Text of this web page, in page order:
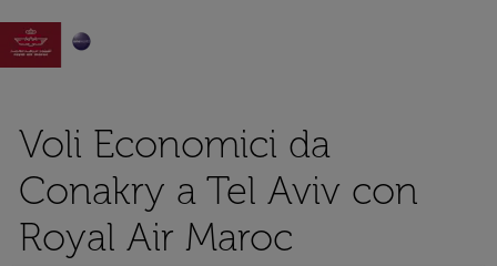

Voli Economici da
Conakry a Tel Aviv con
Royal Air Maroc